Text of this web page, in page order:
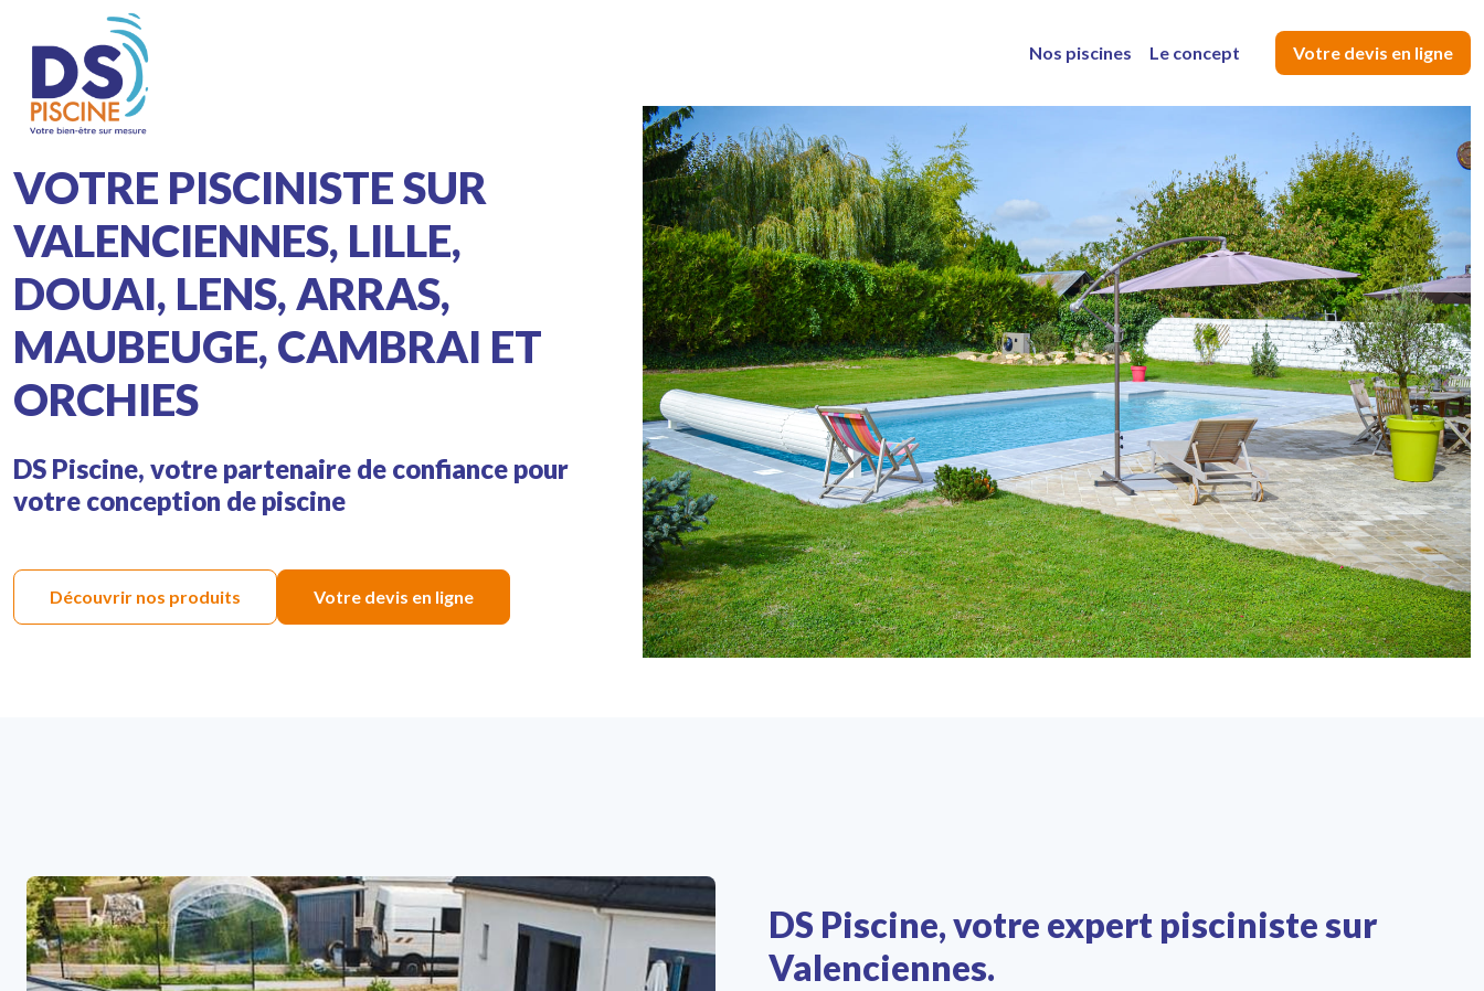
Nos piscines Le concept Votre devis en ligne
VOTRE PISCINISTE SUR
VALENCIENNES, LILLE,
DOUAI, LENS, ARRAS,
MAUBEUGE, CAMBRAI ET
ORCHIES
DS Piscine, votre partenaire de confiance pour
votre conception de piscine
Découvrir nos produits Votre devis en ligne
DS Piscine, votre expert pisciniste sur
Valenciennes.